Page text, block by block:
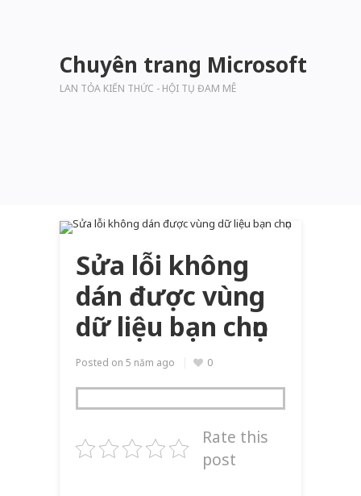
Chuyên trang Microsoft
LAN TỎA KIẾN THỨC - HỘI TỤ ĐAM MÊ
Sửa lỗi không
dán được vùng
dữ liệu bạn chọn
Posted on 5 năm ago 0
Rate this
post